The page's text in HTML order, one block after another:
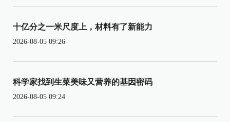
十亿分之一米尺度上，材料有了新能力
2026-08-05 09:26
科学家找到生菜美味又营养的基因密码
2026-08-05 09:24